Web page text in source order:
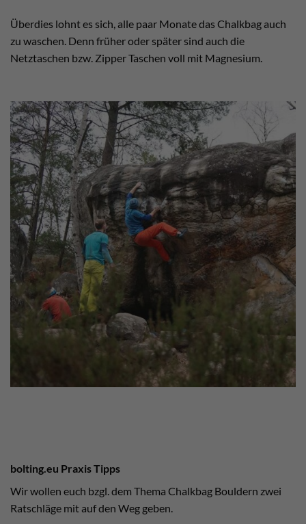
Überdies lohnt es sich, alle paar Monate das Chalkbag auch
zu waschen. Denn früher oder später sind auch die
Netztaschen bzw. Zipper Taschen voll mit Magnesium.
bolting.eu Praxis Tipps
Wir wollen euch bzgl. dem Thema Chalkbag Bouldern zwei
Ratschläge mit auf den Weg geben.